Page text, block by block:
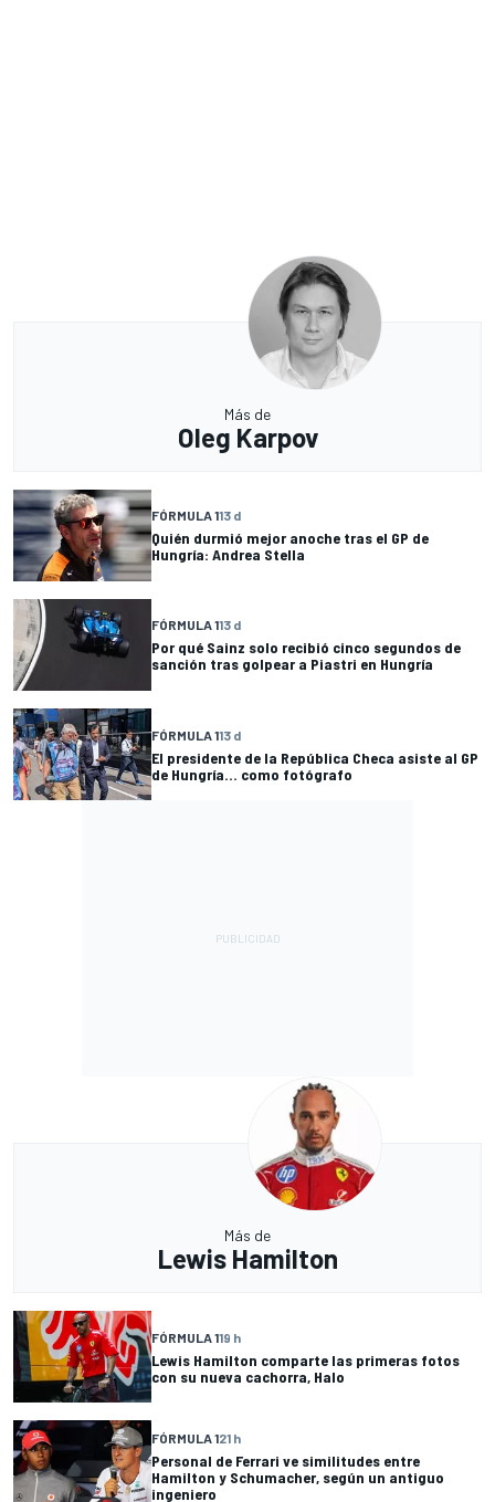
Más de
Oleg Karpov
FÓRMULA 113 d
Quién durmió mejor anoche tras el GP de
Hungría: Andrea Stella
FÓRMULA 113 d
Por qué Sainz solo recibió cinco segundos de
sanción tras golpear a Piastri en Hungría
FÓRMULA 113 d
El presidente de la República Checa asiste al GP
de Hungría... como fotógrafo
Más de
Lewis Hamilton
FÓRMULA 119 h
Lewis Hamilton comparte las primeras fotos
con su nueva cachorra, Halo
FÓRMULA 121 h
Personal de Ferrari ve similitudes entre
Hamilton y Schumacher, según un antiguo
ingeniero